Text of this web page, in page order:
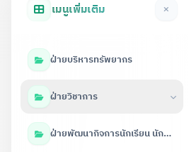
เมนูเพิ่มเติม
ฝ่ายบริหารทรัพยากร
ฝ่ายวิชาการ
ฝ่ายพัฒนากิจการนักเรียน นักศึกษา